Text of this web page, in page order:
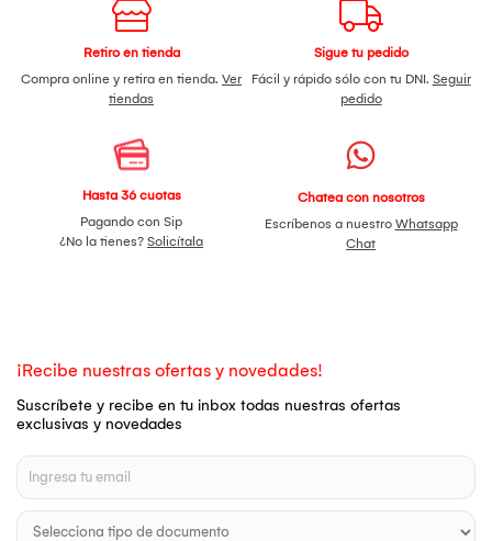
Retiro en tienda
Compra online y retira en tienda. Ver
tiendas
Sigue tu pedido
Fácil y rápido sólo con tu DNI. Seguir
pedido
Hasta 36 cuotas
Pagando con Sip
¿No la tienes? Solicítala
Chatea con nosotros
Escríbenos a nuestro Whatsapp
Chat
¡Recibe nuestras ofertas y novedades!
Suscríbete y recibe en tu inbox todas nuestras ofertas
exclusivas y novedades